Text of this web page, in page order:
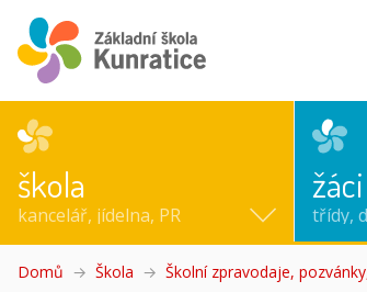
škola
kancelář, jídelna, PR
žáci
třídy,
Domů Škola Školní zpravodaje,